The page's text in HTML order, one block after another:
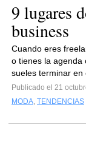
9 lugares
business
Cuando eres
o tienes la agenda
sueles terminar en
Publicado el 21
MODA, TENDENCIAS